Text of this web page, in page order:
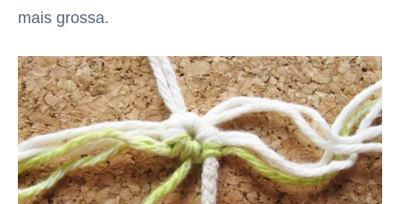
mais grossa.